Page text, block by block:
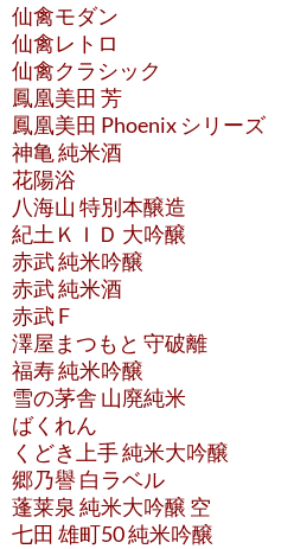
仙禽モダン
仙禽レトロ
仙禽クラシック
鳳凰美田 芳
鳳凰美田 Phoenix シリーズ
神亀 純米酒
花陽浴
八海山 特別本醸造
紀土ＫＩＤ 大吟醸
赤武 純米吟醸
赤武 純米酒
赤武 F
澤屋まつもと 守破離
福寿 純米吟醸
雪の茅舎 山廃純米
ばくれん
くどき上手 純米大吟醸
郷乃譽 白ラベル
蓬莱泉 純米大吟醸 空
七田 雄町50 純米吟醸